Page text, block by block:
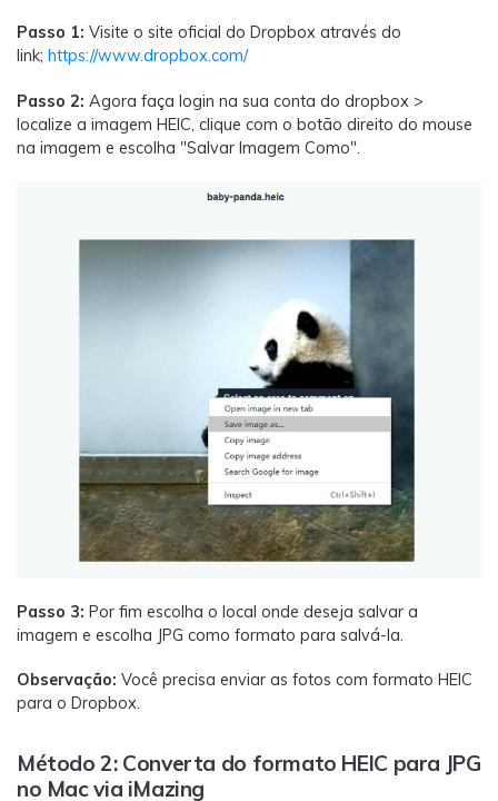
Passo 1: Visite o site oficial do Dropbox através do
link; https://www.dropbox.com/
Passo 2: Agora faça login na sua conta do dropbox >
localize a imagem HEIC, clique com o botão direito do mouse
na imagem e escolha "Salvar Imagem Como".
Passo 3: Por fim escolha o local onde deseja salvar a
imagem e escolha JPG como formato para salvá-la.
Observação: Você precisa enviar as fotos com formato HEIC
para o Dropbox.
Método 2: Converta do formato HEIC para JPG
no Mac via iMazing